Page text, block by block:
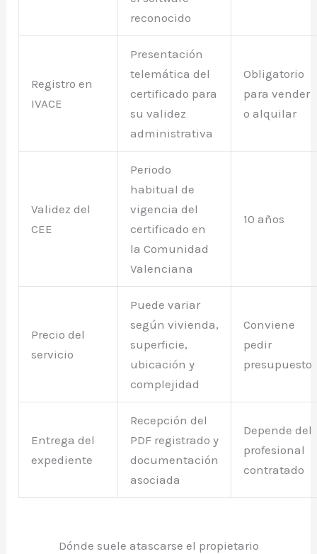
reconocido
Registro en
IVACE
Presentación
telemática del
certificado para
su validez
administrativa
Obligatorio
para vender
o alquilar
Validez del
CEE
Periodo
habitual de
vigencia del
certificado en
la Comunidad
Valenciana
10 años
Precio del
servicio
Puede variar
según vivienda,
superficie,
ubicación y
complejidad
Conviene
pedir
presupuesto
Entrega del
expediente
Recepción del
PDF registrado y
documentación
asociada
Depende del
profesional
contratado
Dónde suele atascarse el propietario